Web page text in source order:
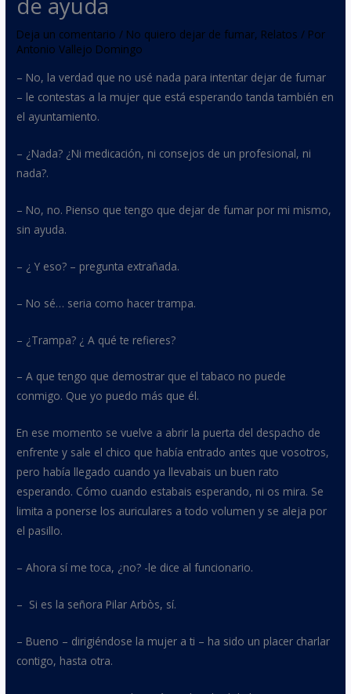
de ayuda
Deja un comentario / No quiero dejar de fumar, Relatos / Por
Antonio Vallejo Domingo
– No, la verdad que no usé nada para intentar dejar de fumar
– le contestas a la mujer que está esperando tanda también en
el ayuntamiento.
– ¿Nada? ¿Ni medicación, ni consejos de un profesional, ni
nada?.
– No, no. Pienso que tengo que dejar de fumar por mi mismo,
sin ayuda.
– ¿ Y eso? – pregunta extrañada.
– No sé… seria como hacer trampa.
– ¿Trampa? ¿ A qué te refieres?
– A que tengo que demostrar que el tabaco no puede
conmigo. Que yo puedo más que él.
En ese momento se vuelve a abrir la puerta del despacho de
enfrente y sale el chico que había entrado antes que vosotros,
pero había llegado cuando ya llevabais un buen rato
esperando. Cómo cuando estabais esperando, ni os mira. Se
limita a ponerse los auriculares a todo volumen y se aleja por
el pasillo.
– Ahora sí me toca, ¿no? -le dice al funcionario.
– Si es la señora Pilar Arbòs, sí.
– Bueno – dirigiéndose la mujer a ti – ha sido un placer charlar
contigo, hasta otra.